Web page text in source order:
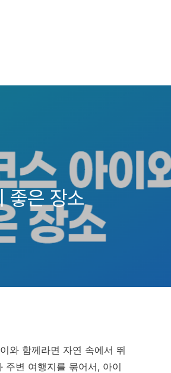
좋은 장소
와 함께라면 자연 속에서 뛰
주변 여행지를 묶어서, 아이